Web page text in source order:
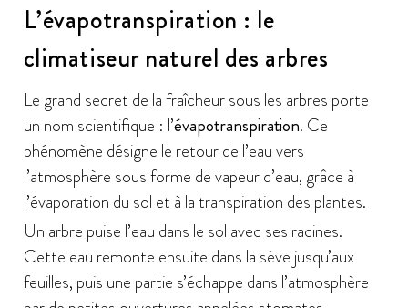
L’évapotranspiration : le
climatiseur naturel des arbres
Le grand secret de la fraîcheur sous les arbres porte
un nom scientifique : l’évapotranspiration. Ce
phénomène désigne le retour de l’eau vers
l’atmosphère sous forme de vapeur d’eau, grâce à
l’évaporation du sol et à la transpiration des plantes.
Un arbre puise l’eau dans le sol avec ses racines.
Cette eau remonte ensuite dans la sève jusqu’aux
feuilles, puis une partie s’échappe dans l’atmosphère